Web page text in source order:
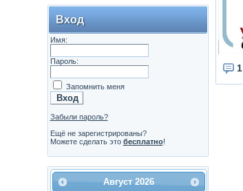
Вход
Имя:
Пароль:
Запомнить меня
Забыли пароль?
Ещё не зарегистрированы?
Можете сделать это бесплатно!
Август 2026
1